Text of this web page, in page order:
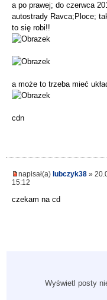
a po prawej; do czerwca
autostrady Ravca;Ploce;
to się robi!!
a może to trzeba mieć
cdn
napisał(a) lubczyk38 »
15:12
czekam na cd
Wyświetl posty